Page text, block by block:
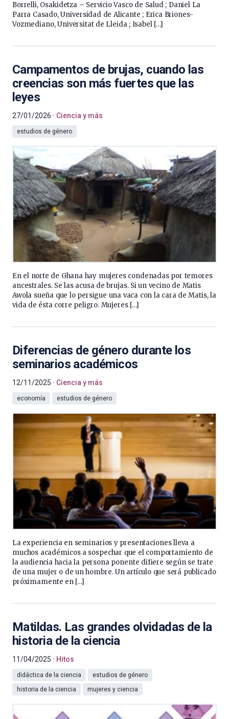
Borrelli, Osakidetza – Servicio Vasco de Salud ; Daniel La
Parra Casado, Universidad de Alicante ; Erica Briones-
Vozmediano, Universitat de Lleida ; Isabel […]
Campamentos de brujas, cuando las
creencias son más fuertes que las
leyes
27/01/2026 Ciencia y más
estudios de género
En el norte de Ghana hay mujeres condenadas por temores
ancestrales. Se las acusa de brujas. Si un vecino de Matis
Awola sueña que lo persigue una vaca con la cara de Matis, la
vida de ésta corre peligro. Mujeres […]
Diferencias de género durante los
seminarios académicos
12/11/2025 Ciencia y más
economía estudios de género
La experiencia en seminarios y presentaciones lleva a
muchos académicos a sospechar que el comportamiento de
la audiencia hacia la persona ponente difiere según se trate
de una mujer o de un hombre. Un artículo que será publicado
próximamente en […]
Matildas. Las grandes olvidadas de la
historia de la ciencia
11/04/2025 Hitos
didáctica de la ciencia
estudios de género
historia de la ciencia
mujeres y ciencia